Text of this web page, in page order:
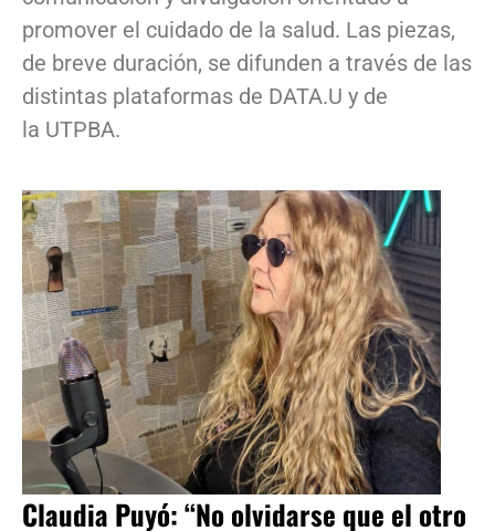
promover el cuidado de la salud. Las piezas,
de breve duración, se difunden a través de las
distintas plataformas de DATA.U y de
la UTPBA.
Claudia Puyó: “No olvidarse que el otro